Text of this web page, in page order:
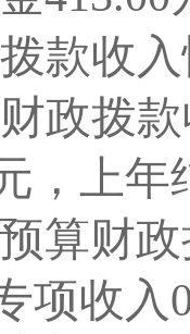
款收
政拨
，上年
算财
项收入